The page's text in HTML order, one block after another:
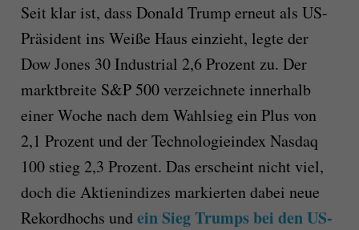
Seit klar ist, dass Donald Trump erneut als US-
Präsident ins Weiße Haus einzieht, legte der
Dow Jones 30 Industrial 2,6 Prozent zu. Der
marktbreite S&P 500 verzeichnete innerhalb
einer Woche nach dem Wahlsieg ein Plus von
2,1 Prozent und der Technologieindex Nasdaq
100 stieg 2,3 Prozent. Das erscheint nicht viel,
doch die Aktienindizes markierten dabei neue
Rekordhochs undein Sieg Trumps bei den US-